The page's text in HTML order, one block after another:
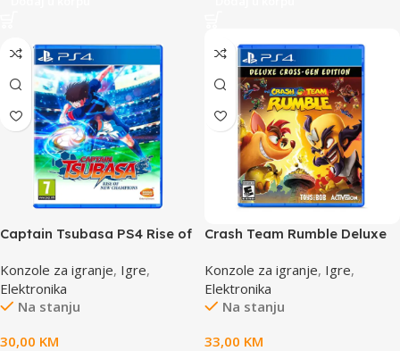
Captain Tsubasa PS4 Rise of
Konzole za igranje, Igre,
Elektronika
Na stanju
30,00 KM
Crash Team Rumble Deluxe
Konzole za igranje, Igre,
Elektronika
Na stanju
33,00 KM